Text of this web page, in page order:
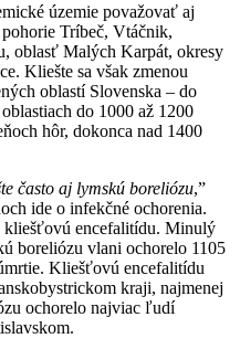
územie považovať aj
Tríbeč, Vtáčnik,
oblasť Malých Karpát, okresy
Kliešte sa však zmenou
oblastí Slovenska – do
do 1000 až 1200
hôr, dokonca nad 1400
často aj lymskú boreliózu,”
ide o infekčné ochorenia.
kliešťovú encefalitídu. Minulý
boreliózu vlani ochorelo 1105
Kliešťovú encefalitídu
kraji, najmenej
ochorelo najviac ľudí